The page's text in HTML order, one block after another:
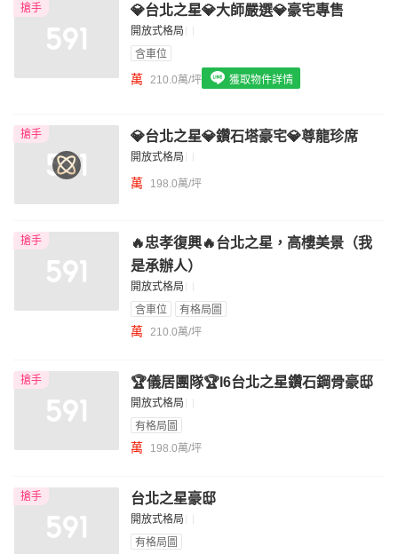
我想找配備瓦斯爐的物件
我想找廁所開窗的物件
我想找具垃圾處理的物件
搶手 💎台北之星💎大師嚴選💎豪宅專售
開放式格局
含車位
萬 210.0萬/坪 獲取物件詳情
搶手 💎台北之星💎鑽石塔豪宅💎尊龍珍席
開放式格局
萬 198.0萬/坪
搶手
🔥忠孝復興🔥台北之星，高樓美景（我
是承辦人）
開放式格局
含車位
有格局圖
萬 210.0萬/坪
搶手 🏆儀居團隊🏆I6台北之星鑽石鋼骨豪邸
開放式格局
有格局圖
萬 198.0萬/坪
搶手 台北之星豪邸
開放式格局
有格局圖